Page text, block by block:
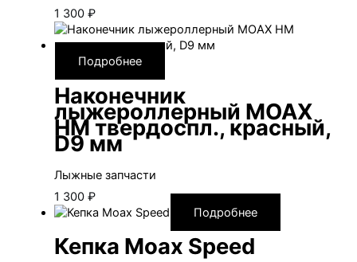
1 300 ₽
Подробнее
Наконечник
лыжероллерный MOAX
HM твердоспл., красный,
D9 мм
Лыжные запчасти
1 300 ₽
Подробнее
Кепка Moax Speed